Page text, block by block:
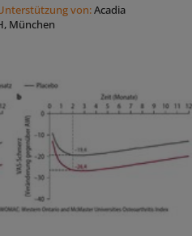
von:Acadia
München